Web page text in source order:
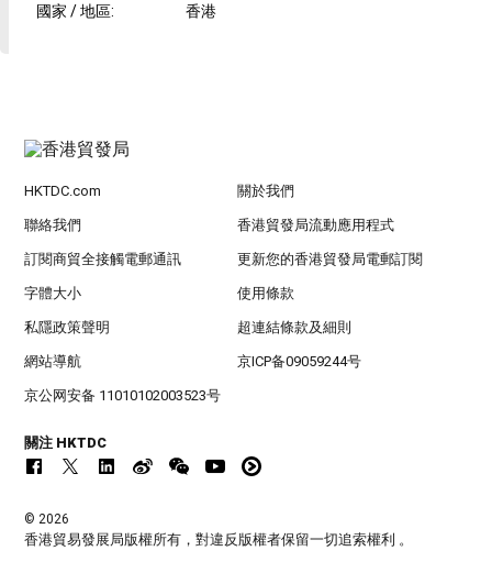
國家 / 地區: 香港
HKTDC.com 關於我們
聯絡我們 香港貿發局流動應用程式
訂閱商貿全接觸電郵通訊 更新您的香港貿發局電郵訂閱
字體大小 使用條款
私隱政策聲明 超連結條款及細則
網站導航 京ICP备09059244号
京公网安备 11010102003523号
關注 HKTDC
© 2026
香港貿易發展局版權所有，對違反版權者保留一切追索權利 。